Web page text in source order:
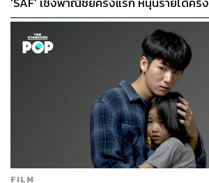
ล้าน
FILM